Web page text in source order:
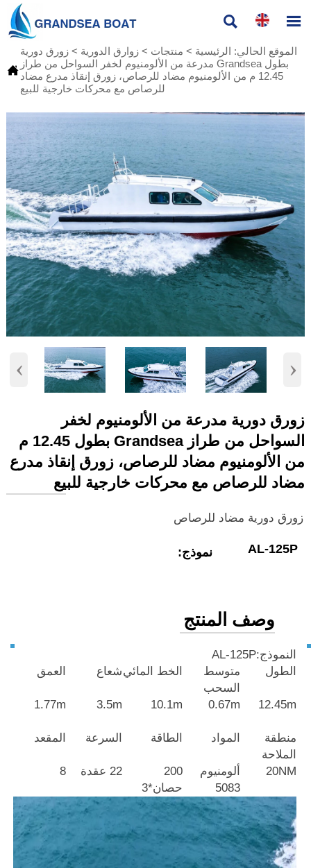
 

الموقع الحالي: الرئيسية > منتجات >زوارق الدورية >زورق دورية
مدرعة من الألومنيوم لخفر السواحل من طراز Grandsea بطول
12.45 م من الألومنيوم مضاد للرصاص، زورق إنقاذ مدرع مضاد
للرصاص مع محركات خارجية للبيع
‹ ›
زورق دورية مدرعة من الألومنيوم لخفر
السواحل من طراز Grandsea بطول 12.45 م
من الألومنيوم مضاد للرصاص، زورق إنقاذ مدرع
مضاد للرصاص مع محركات خارجية للبيع
زورق دورية مضاد للرصاص
نموذج: AL-125P
وصف المنتج
النموذج:AL-125P
الطول
متوسط
السحب
الخط المائيشعاع العمق
12.45m
0.67m
10.1m
3.5m
1.77m
منطقة
الملاحة
المواد الطاقة السرعة المقعد
20NM
ألومنيوم
5083
200
حصان*3
22 عقدة 8